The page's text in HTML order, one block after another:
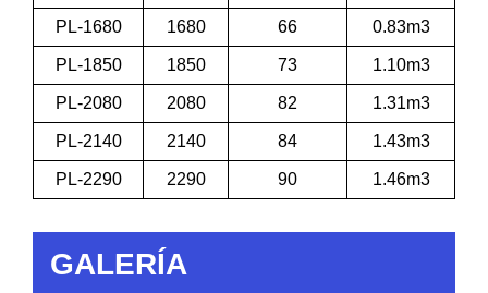
PL-1680 1680 66 0.83m3
PL-1850 1850 73 1.10m3
PL-2080 2080 82 1.31m3
PL-2140 2140 84 1.43m3
PL-2290 2290 90 1.46m3
GALERÍA